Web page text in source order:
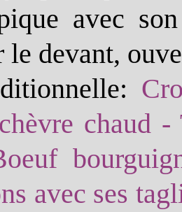
avec
le devant,
chaud
avec ses